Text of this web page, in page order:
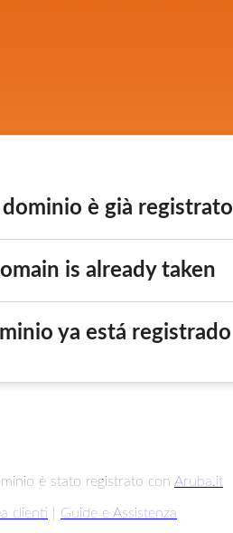
è già registrato
is already taken
ya está registrado
è stato registrato con Aruba.it
clienti Guide e Assistenza